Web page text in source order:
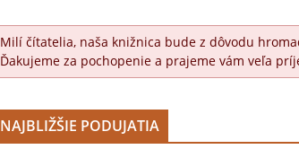
Milí čítatelia, naša knižnica bude z dôvodu
Ďakujeme za pochopenie a prajeme vám veľa
NAJBLIŽŠIE PODUJATIA